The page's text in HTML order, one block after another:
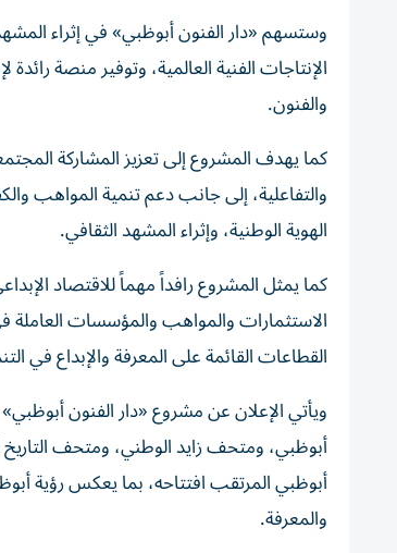
وستسهم «دار الفنون أبوظبي» في إثراء
الإنتاجات الفنية العالمية، وتوفير منصة رائدة
والفنون.
كما يهدف المشروع إلى تعزيز المشاركة
والتفاعلية، إلى جانب دعم تنمية المواهب
الهوية الوطنية، وإثراء المشهد الثقافي.
كما يمثل المشروع رافداً مهماً للاقتصاد
الاستثمارات والمواهب والمؤسسات العاملة
القطاعات القائمة على المعرفة والإبداع في
ويأتي الإعلان عن مشروع «دار الفنون
أبوظبي، ومتحف زايد الوطني، ومتحف
أبوظبي المرتقب افتتاحه، بما يعكس رؤية
والمعرفة.